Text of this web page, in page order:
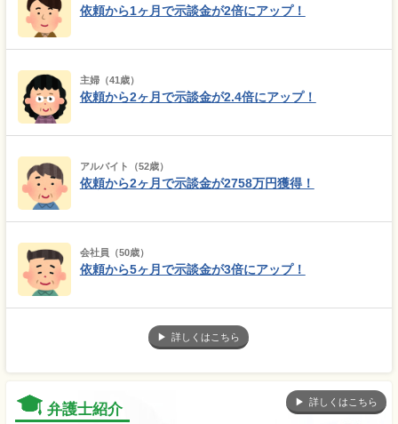
依頼から1ヶ月で示談金が2倍にアップ！
主婦（41歳）
依頼から2ヶ月で示談金が2.4倍にアップ！
アルバイト（52歳）
依頼から2ヶ月で示談金が2758万円獲得！
会社員（50歳）
依頼から5ヶ月で示談金が3倍にアップ！
詳しくはこちら
弁護士紹介 詳しくはこちら